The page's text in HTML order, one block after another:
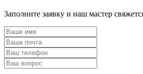
Заполните заявку и наш мастер